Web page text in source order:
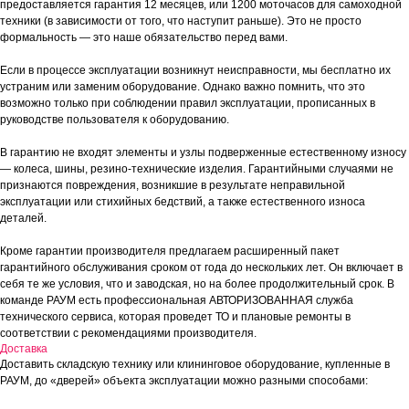
предоставляется гарантия 12 месяцев, или 1200 моточасов для самоходной
техники (в зависимости от того, что наступит раньше). Это не просто
формальность — это наше обязательство перед вами.
Если в процессе эксплуатации возникнут неисправности, мы бесплатно их
устраним или заменим оборудование. Однако важно помнить, что это
возможно только при соблюдении правил эксплуатации, прописанных в
руководстве пользователя к оборудованию.
В гарантию не входят элементы и узлы подверженные естественному износу
— колеса, шины, резино-технические изделия. Гарантийными случаями не
признаются повреждения, возникшие в результате неправильной
эксплуатации или стихийных бедствий, а также естественного износа
деталей.
Кроме гарантии производителя предлагаем расширенный пакет
гарантийного обслуживания сроком от года до нескольких лет. Он включает в
себя те же условия, что и заводская, но на более продолжительный срок. В
команде РАУМ есть профессиональная АВТОРИЗОВАННАЯ служба
технического сервиса, которая проведет ТО и плановые ремонты в
соответствии с рекомендациями производителя.
Доставка
Доставить складскую технику или клининговое оборудование, купленные в
РАУМ, до «дверей» объекта эксплуатации можно разными способами: